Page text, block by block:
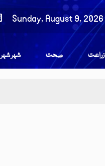
Sunday, August 9, 2026
شہر شہر صحت زراعت